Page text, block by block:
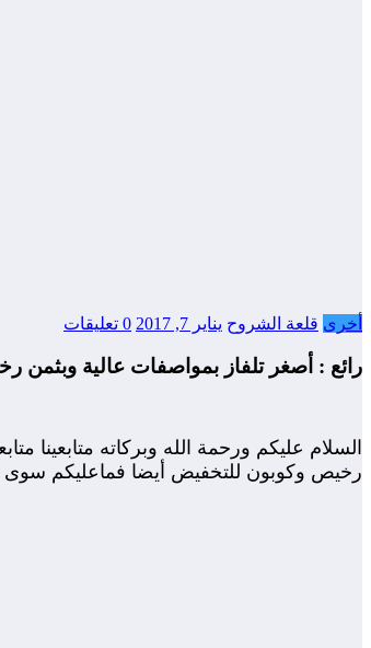
أخرى قلعة الشروح يناير 7, 2017 0 تعليقات
رائع : أصغر تلفاز بمواصفات عالية وبثمن
السلام عليكم ورحمة الله وبركاته
رخيص وكوبون للتخفيض أيضا فماعليكم سوى